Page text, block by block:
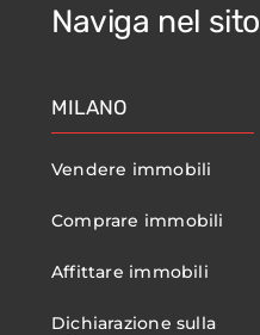
Naviga nel sito
MILANO
Vendere immobili
Comprare immobili
Affittare immobili
Dichiarazione sulla